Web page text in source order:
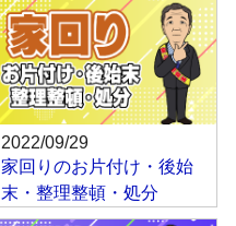
2022/09/29
家回りのお片付け・後始
末・整理整頓・処分